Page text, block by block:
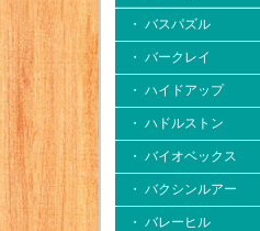
・ バスパズル
・ バークレイ
・ ハイドアップ
・ ハドルストン
・ バイオベックス
・ バクシンルアー
・ バレーヒル